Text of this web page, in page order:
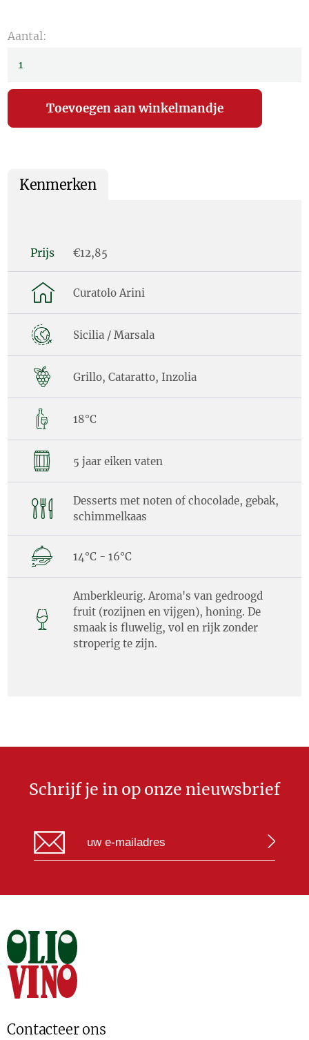
Aantal:
Kenmerken
Prijs €12,85
Curatolo Arini
Sicilia / Marsala
Grillo, Cataratto, Inzolia
18°C
5 jaar eiken vaten
Desserts met noten of chocolade, gebak,
schimmelkaas
14°C - 16°C
Amberkleurig. Aroma's van gedroogd
fruit (rozijnen en vijgen), honing. De
smaak is fluwelig, vol en rijk zonder
stroperig te zijn.
Schrijf je in op onze nieuwsbrief
Contacteer ons